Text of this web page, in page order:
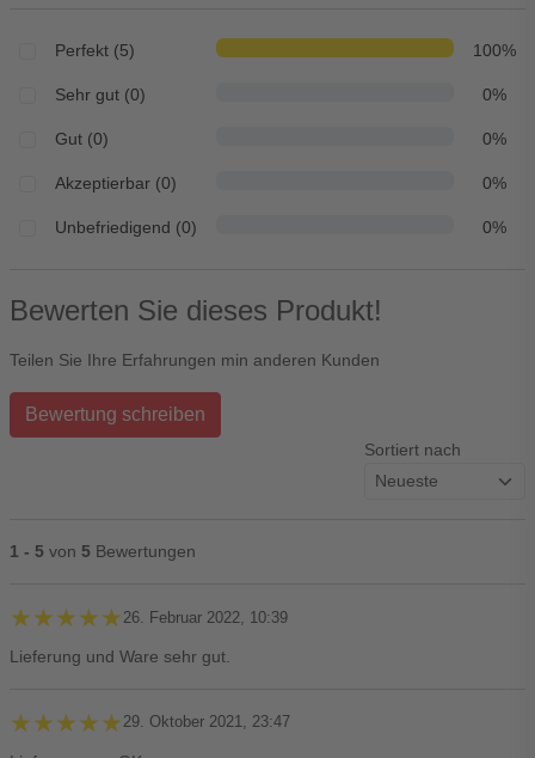
Perfekt (5) 100%
Sehr gut (0) 0%
Gut (0) 0%
Akzeptierbar (0) 0%
Unbefriedigend (0) 0%
Bewerten Sie dieses Produkt!
Teilen Sie Ihre Erfahrungen min anderen Kunden
Bewertung schreiben
Sortiert nach
1 - 5 von 5 Bewertungen
★★★★★
★★★★★ 26. Februar 2022, 10:39
Lieferung und Ware sehr gut.
★★★★★
★★★★★ 29. Oktober 2021, 23:47